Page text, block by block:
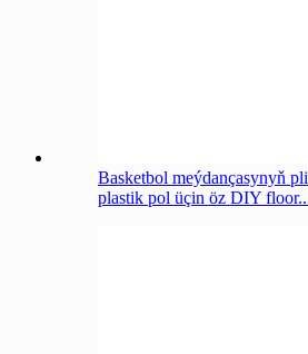
Basketbol meýdançasynyň
plastik pol üçin öz DIY